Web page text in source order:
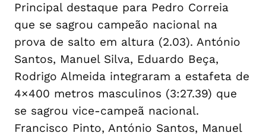
Principal destaque para Pedro Correia
que se sagrou campeão nacional na
prova de salto em altura (2.03). António
Santos, Manuel Silva, Eduardo Beça,
Rodrigo Almeida integraram a estafeta de
4×400 metros masculinos (3:27.39) que
se sagrou vice-campeã nacional.
Francisco Pinto, António Santos, Manuel